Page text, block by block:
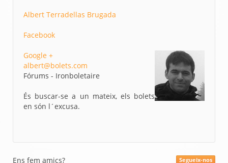
Albert Terradellas Brugada
Facebook
Google +
albert@bolets.com
Fórums - Ironboletaire
És buscar-se a un mateix, els bolets
en són l´excusa.
Segueix-nos
Ens fem amics?